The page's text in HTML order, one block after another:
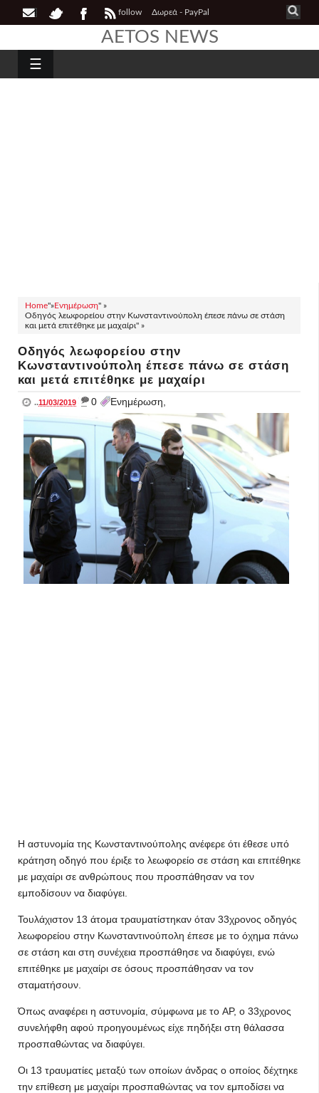
follow Δωρεά - PayPal
AETOS NEWS
☰
Home"»Ενημέρωση" »
Οδηγός λεωφορείου στην Κωνσταντινούπολη έπεσε πάνω σε στάση
και μετά επιτέθηκε με μαχαίρι" »
Οδηγός λεωφορείου στην
Κωνσταντινούπολη έπεσε πάνω σε στάση
και μετά επιτέθηκε με μαχαίρι
..11/03/2019 _ 0 Ενημέρωση,
Η αστυνομία της Κωνσταντινούπολης ανέφερε ότι έθεσε υπό
κράτηση οδηγό που έριξε το λεωφορείο σε στάση και επιτέθηκε
με μαχαίρι σε ανθρώπους που προσπάθησαν να τον
εμποδίσουν να διαφύγει.
Τουλάχιστον 13 άτομα τραυματίστηκαν όταν 33χρονος οδηγός
λεωφορείου στην Κωνσταντινούπολη έπεσε με το όχημα πάνω
σε στάση και στη συνέχεια προσπάθησε να διαφύγει, ενώ
επιτέθηκε με μαχαίρι σε όσους προσπάθησαν να τον
σταματήσουν.
Όπως αναφέρει η αστυνομία, σύμφωνα με το AP, ο 33χρονος
συνελήφθη αφού προηγουμένως είχε πηδήξει στη θάλασσα
προσπαθώντας να διαφύγει.
Οι 13 τραυματίες μεταξύ των οποίων άνδρας ο οποίος δέχτηκε
την επίθεση με μαχαίρι προσπαθώντας να τον εμποδίσει να